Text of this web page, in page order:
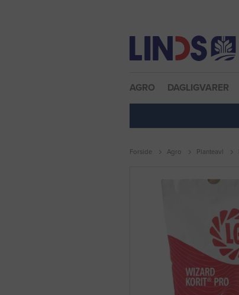
AGRO DAGLIGVARER
Forside Agro Planteavl